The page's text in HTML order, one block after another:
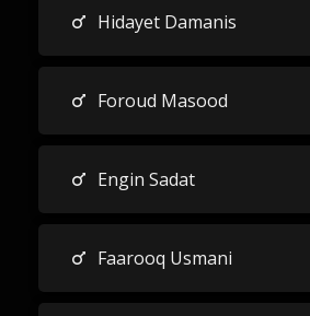
Hidayet Damanis
Foroud Masood
Engin Sadat
Faarooq Usmani